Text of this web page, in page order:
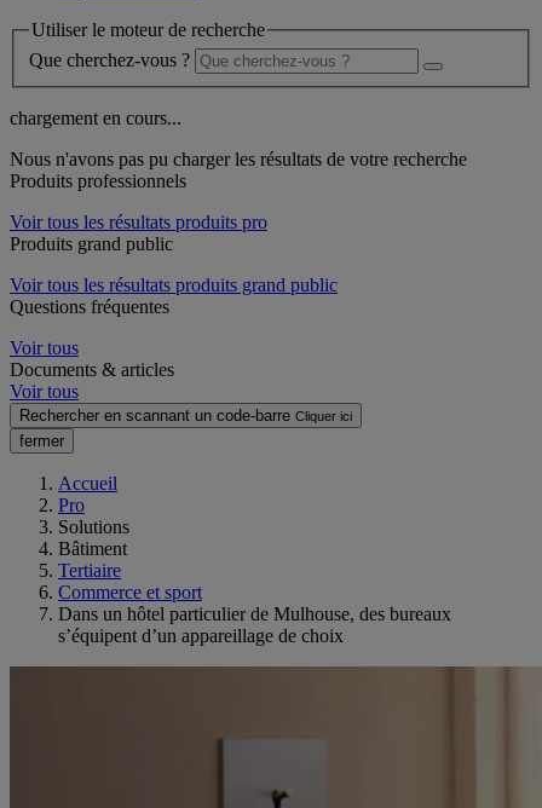
Utiliser le moteur de recherche
Que cherchez-vous ?
chargement en cours...
Nous n'avons pas pu charger les résultats de votre recherche
Produits professionnels
Voir tous les résultats produits pro
Produits grand public
Voir tous les résultats produits grand public
Questions fréquentes
Voir tous
Documents & articles
Voir tous
Rechercher en scannant un code-barre Cliquer ici
fermer
Accueil
Pro
Solutions
Bâtiment
Tertiaire
Commerce et sport
Dans un hôtel particulier de Mulhouse, des bureaux
s’équipent d’un appareillage de choix